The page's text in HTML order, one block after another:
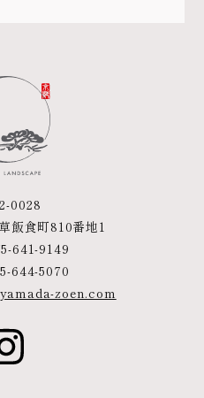
0028
飯食町810番地1
641-9149
644-5070
zoen.com